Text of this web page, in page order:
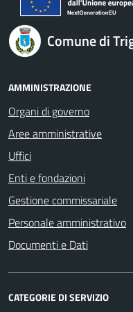
Comune di
AMMINISTRAZIONE
Organi di governo
Aree amministrative
Uffici
Enti e fondazioni
Gestione commissariale
Personale amministrativo
Documenti e Dati
CATEGORIE DI SERVIZIO